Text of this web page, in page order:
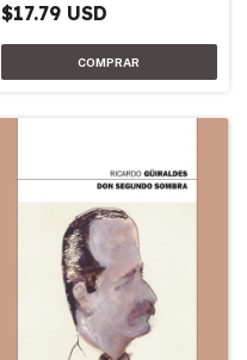
$17.79 USD